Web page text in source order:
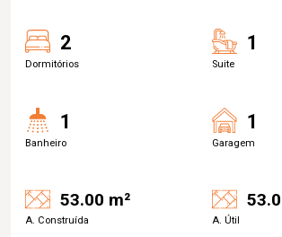
2
Dormitórios
1
Suite
1
Banheiro
1
Garagem
53.00 m²
A. Construída A. Útil